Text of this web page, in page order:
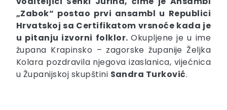
„Zabok“ postao prvi ansambl u Republici
Hrvatskoj sa Certifikatom vrsnoće kada je
u pitanju izvorni folklor.Okupljene je u ime
župana Krapinsko – zagorske županije Željka
Kolara pozdravila njegova izaslanica, vijećnica
u Županijskoj skupštini Sandra Turković.